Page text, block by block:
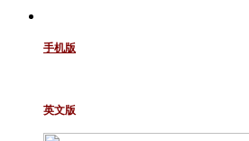
手机版
英文版